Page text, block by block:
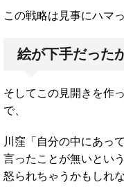
この戦略は見事にハマ
絵が下手だった
そしてこの見開きを作
で、
川窪「自分の中にあっ
言ったことが無いとい
怒られちゃうかもしれ